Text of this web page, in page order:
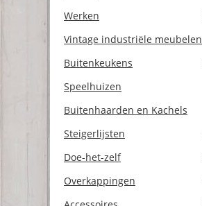
Werken
Vintage industriële meubelen
Buitenkeukens
Speelhuizen
Buitenhaarden en Kachels
Steigerlijsten
Doe-het-zelf
Overkappingen